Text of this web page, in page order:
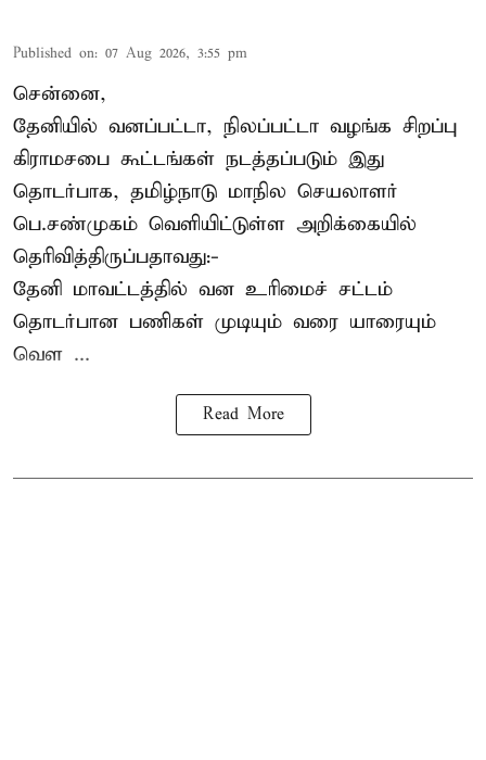
Published on: 07 Aug 2026, 3:55 pm
சென்னை,
தேனியில் வனப்பட்டா, நிலப்பட்டா வழங்க சிறப்பு
கிராமசபை கூட்டங்கள் நடத்தப்படும் இது
தொடர்பாக, தமிழ்நாடு மாநில செயலாளர்
பெ.சண்முகம் வெளியிட்டுள்ள அறிக்கையில்
தெரிவித்திருப்பதாவது:-
தேனி மாவட்டத்தில் வன உரிமைச் சட்டம்
தொடர்பான பணிகள் முடியும் வரை யாரையும்
வெள ...
Read More